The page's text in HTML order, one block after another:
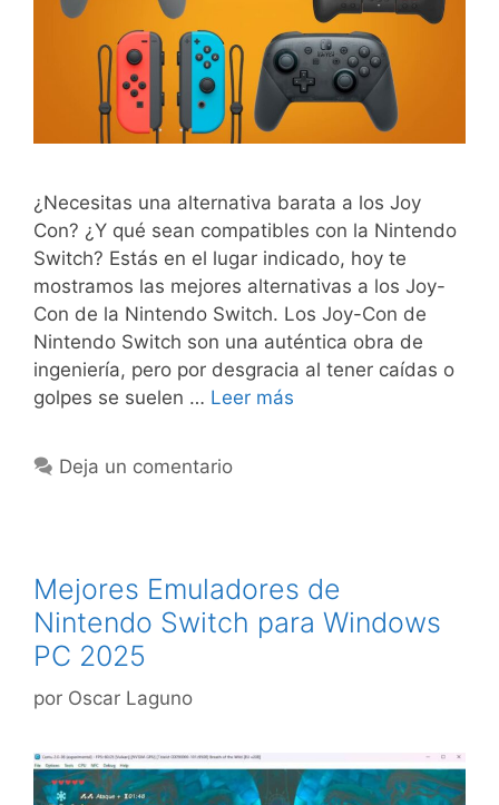
¿Necesitas una alternativa barata a los Joy
Con? ¿Y qué sean compatibles con la Nintendo
Switch? Estás en el lugar indicado, hoy te
mostramos las mejores alternativas a los Joy-
Con de la Nintendo Switch. Los Joy-Con de
Nintendo Switch son una auténtica obra de
ingeniería, pero por desgracia al tener caídas o
golpes se suelen … Leer más
Deja un comentario
Mejores Emuladores de
Nintendo Switch para Windows
PC 2025
por Oscar Laguno